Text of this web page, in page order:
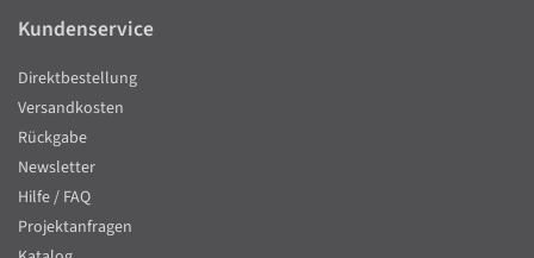
Kundenservice
Direktbestellung
Versandkosten
Rückgabe
Newsletter
Hilfe / FAQ
Projektanfragen